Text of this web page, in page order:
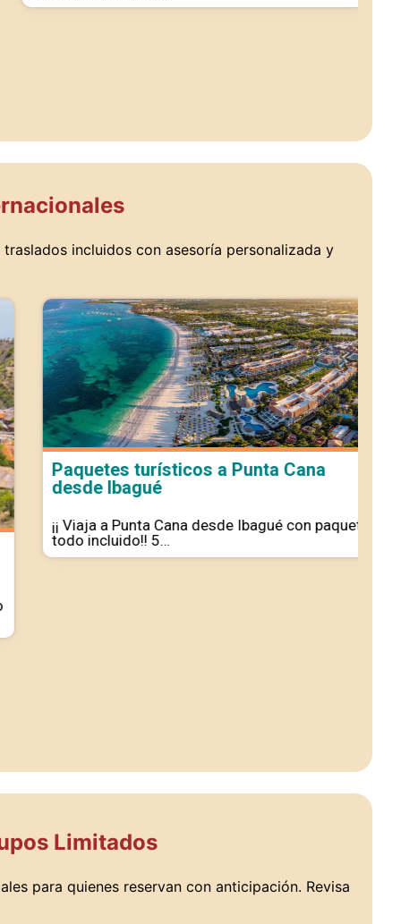
incluidos con asesoría personalizada y
Paquetes turísticos a Punta Cana
desde Ibagué
¡¡ Viaja a Punta Cana desde Ibagué con paquetes
todo incluido!! 5…
Limitados
para quienes reservan con anticipación. Revisa